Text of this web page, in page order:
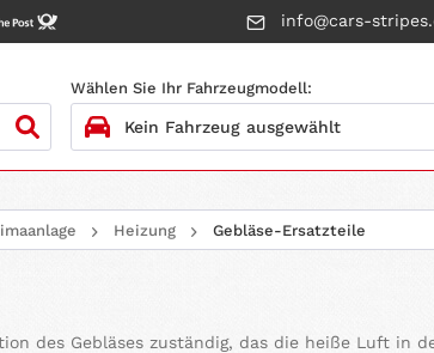
info@cars-
Wählen Sie Ihr Fahrzeugmodell:
2. MODELL
Heizung Gebläse-Ersatzteile
des Gebläses zuständig, das die heiße Luft in